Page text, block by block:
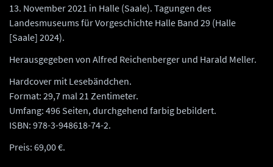
13. November 2021 in Halle (Saale). Tagungen des
Landesmuseums für Vorgeschichte Halle Band 29 (Halle
[Saale] 2024).
Herausgegeben von Alfred Reichenberger und Harald Meller.
Hardcover mit Lesebändchen.
Format: 29,7 mal 21 Zentimeter.
Umfang: 496 Seiten, durchgehend farbig bebildert.
ISBN: 978-3-948618-74-2.
Preis: 69,00 €.